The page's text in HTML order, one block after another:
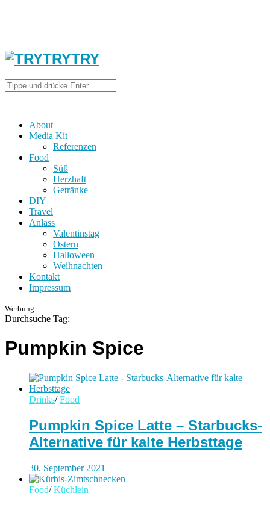
About
Media Kit
Referenzen
Food
Süß
Herzhaft
Getränke
DIY
Travel
Anlass
Valentinstag
Ostern
Halloween
Weihnachten
Kontakt
Impressum
Werbung
Durchsuche Tag:
Pumpkin Spice
Drinks/ Food
Pumpkin Spice Latte – Starbucks-
Alternative für kalte Herbsttage
30. September 2021
Food/ Küchlein